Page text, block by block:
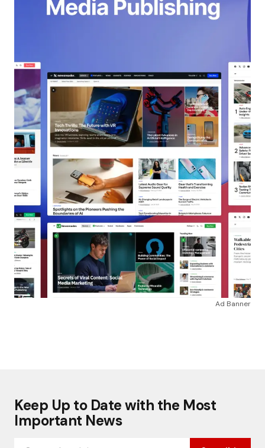
Ad Banner
Keep Up to Date with the Most
Important News